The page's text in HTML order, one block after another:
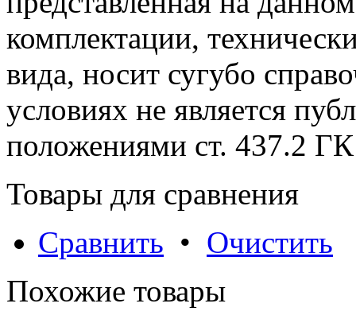
комплектации,
вида, носит сугубо
условиях не является
положениями cт. 437.2
Товары для сравнения
Сравнить • Очистить
Похожие товары